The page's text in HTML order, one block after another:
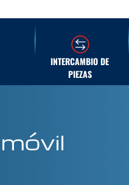
INTERCAMBIO DE
PIEZAS